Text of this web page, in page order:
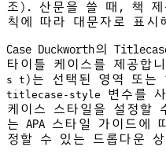
조). 산문을 쓸 때, 책
칙에 따라 대문자로 표
Case Duckworth의
타이틀 케이스를 제공합
s t)는 선택된 영역 또는
titlecase-style
변수를
케이스 스타일을 설정할
는 APA 스타일 가이드에
정할 수 있는 드롭다운